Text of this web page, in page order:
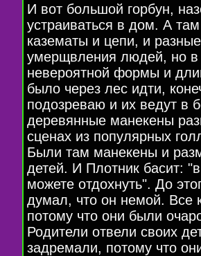
И вот большой горбун,
устраиваться в дом. А
казематы и цепи, и
умерщвления людей, но
невероятной формы и
было через лес идти,
подозреваю и их ведут в
деревянные манекены
сценах из популярных
Были там манекены и
детей. И Плотник басит:
можете отдохнуть". До
думал, что он немой. Все
потому что они были
Родители отвели своих
задремали, потому что